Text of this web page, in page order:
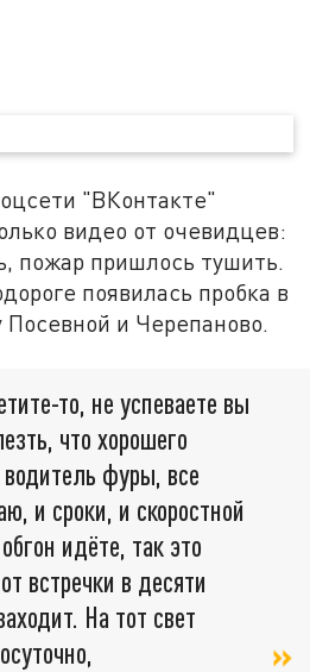
"ВКонтакте"
видео от очевидцев:
пожар пришлось тушить.
появилась пробка в
и Черепаново.
то, не успеваете вы
что хорошего
фуры, все
и сроки, и скоростной
идёте, так это
встречки в десяти
На тот свет